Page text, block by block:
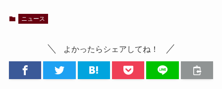
ニュース
よかったらシェアしてね！